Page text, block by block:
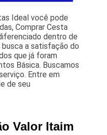
Ideal você pode
Comprar Cesta
dentro de
a satisfação do
que já foram
Básica. Buscamos
Entre em
de seu
Valor Itaim